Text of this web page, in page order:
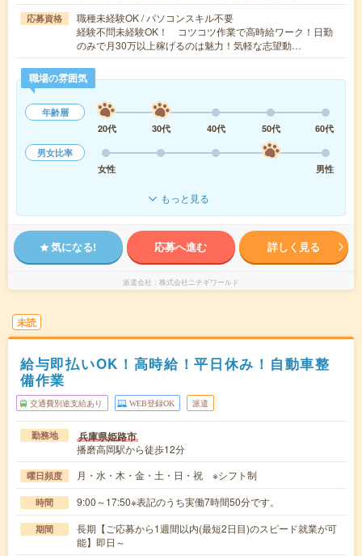
応募資格
職種未経験OK / パソコンスキル不要
経験不問未経験OK！ コツコツ作業で高時給ワーク！日勤
のみで月30万以上稼げるのは魅力！気軽な志望動…
職場の雰囲気
年齢層
20代
30代 40代 50代
60代
男女比率
女性
男性
もっと見る
気になる! 応募へ進む 詳しく見る
派遣会社 株式会社ニチギワールド
未読
給与即払いOK！高時給！平日休み！自動車整
備作業
交通費別途支給あり WEB登録OK 派遣
勤務地 兵庫県姫路市
播磨高岡駅から徒歩12分
曜日頻度 月・水・木・金・土・日・祝 ※シフト制
時間 9:00～17:50※表記のうち実働7時間50分です。
期間
長期【ご応募から1週間以内(最短2日目)のスピード就業が可
能】即日～